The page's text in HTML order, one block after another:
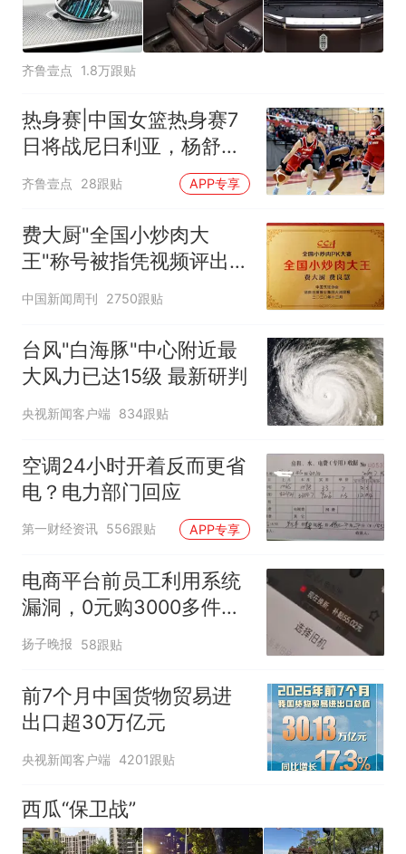
齐鲁壹点 1.8万跟贴
热身赛|中国女篮热身赛7
日将战尼日利亚，杨舒予
有望出战
齐鲁壹点 28跟贴 APP专享
费大厨"全国小炒肉大
王"称号被指凭视频评出
官方回应
中国新闻周刊 2750跟贴
台风"白海豚"中心附近最
大风力已达15级 最新研判
央视新闻客户端 834跟贴
空调24小时开着反而更省
电？电力部门回应
第一财经资讯 556跟贴 APP专享
电商平台前员工利用系统
漏洞，0元购3000多件家
电！
扬子晚报 58跟贴
前7个月中国货物贸易进
出口超30万亿元
央视新闻客户端 4201跟贴
西瓜“保卫战”